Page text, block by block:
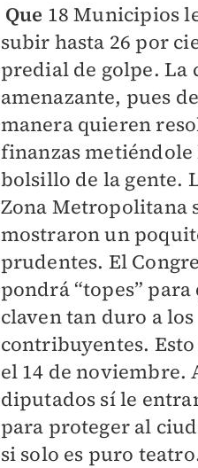
Que 18 Municipios
subir hasta 26 por
predial de golpe. La
amenazante, pues
manera quieren
finanzas metiéndole
bolsillo de la gente.
Zona Metropolitana
mostraron un
prudentes. El
pondrá “topes” para
claven tan duro a los
contribuyentes.
el 14 de noviembre.
diputados sí le
para proteger al
si solo es puro